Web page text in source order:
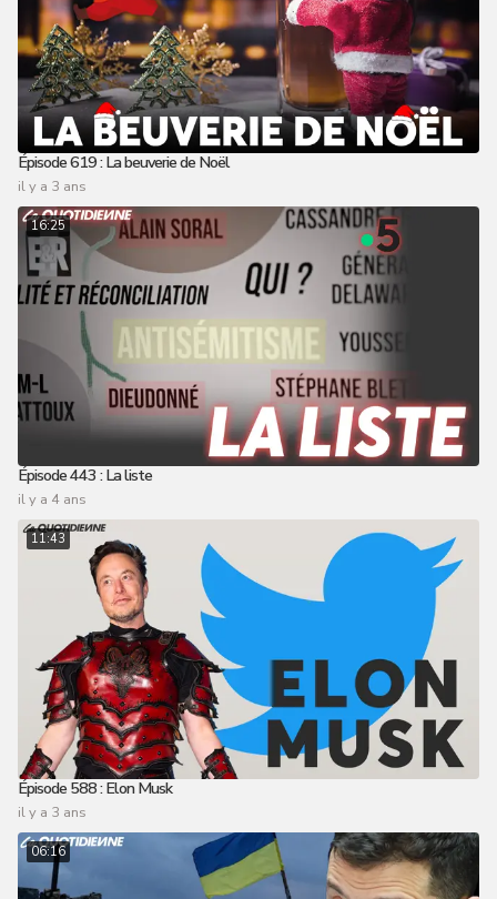
Épisode 619 : La beuverie de Noël
il y a 3 ans
16:25
Épisode 443 : La liste
il y a 4 ans
11:43
Épisode 588 : Elon Musk
il y a 3 ans
06:16